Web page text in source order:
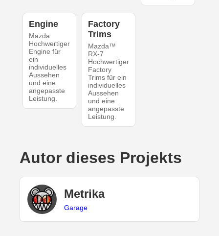
Engine
Mazda
Hochwertiger
Engine für
ein
individuelles
Aussehen
und eine
angepasste
Leistung.
Factory
Trims
Mazda™
RX-7
Hochwertiger
Factory
Trims für ein
individuelles
Aussehen
und eine
angepasste
Leistung.
Autor dieses Projekts
Metrika
Garage